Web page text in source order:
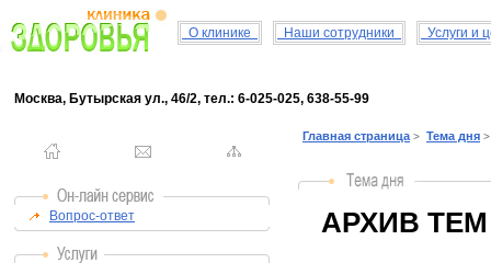
О клинике Наши сотрудники Услуги и
Москва, Бутырская ул., 46/2, тел.: 6-025-025, 638-55-99
Вопрос-ответ
Главная страница > Тема дня
АРХИВ ТЕМ